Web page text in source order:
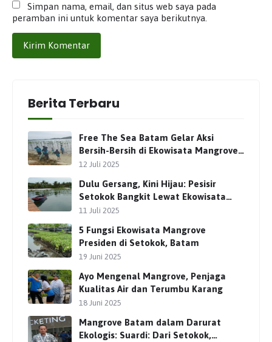
Simpan nama, email, dan situs web saya pada
peramban ini untuk komentar saya berikutnya.
Berita Terbaru
Free The Sea Batam Gelar Aksi
Bersih-Bersih di Ekowisata Mangrove
Presiden Setokok
12 Juli 2025
Dulu Gersang, Kini Hijau: Pesisir
Setokok Bangkit Lewat Ekowisata
Mangrove Presiden
11 Juli 2025
5 Fungsi Ekowisata Mangrove
Presiden di Setokok, Batam
19 Juni 2025
Ayo Mengenal Mangrove, Penjaga
Kualitas Air dan Terumbu Karang
18 Juni 2025
Mangrove Batam dalam Darurat
Ekologis: Suardi: Dari Setokok,